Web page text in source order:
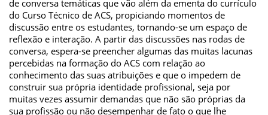
de conversa temáticas que vão além da ementa do currículo
do Curso Técnico de ACS, propiciando momentos de
discussão entre os estudantes, tornando-se um espaço de
reflexão e interação. A partir das discussões nas rodas de
conversa, espera-se preencher algumas das muitas lacunas
percebidas na formação do ACS com relação ao
conhecimento das suas atribuições e que o impedem de
construir sua própria identidade profissional, seja por
muitas vezes assumir demandas que não são próprias da
sua profissão ou não desempenhar de fato o que lhe